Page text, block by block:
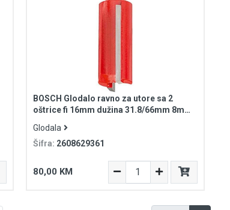
BOSCH Glodalo ravno za utore sa 2
oštrice fi 16mm dužina 31.8/66mm 8mm
Glodala
Šifra: 2608629361
80,00 KM